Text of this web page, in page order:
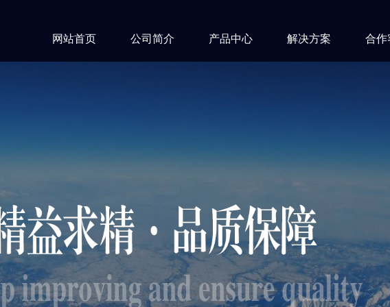
网站首页 公司简介 产品中心 解决方案 合作